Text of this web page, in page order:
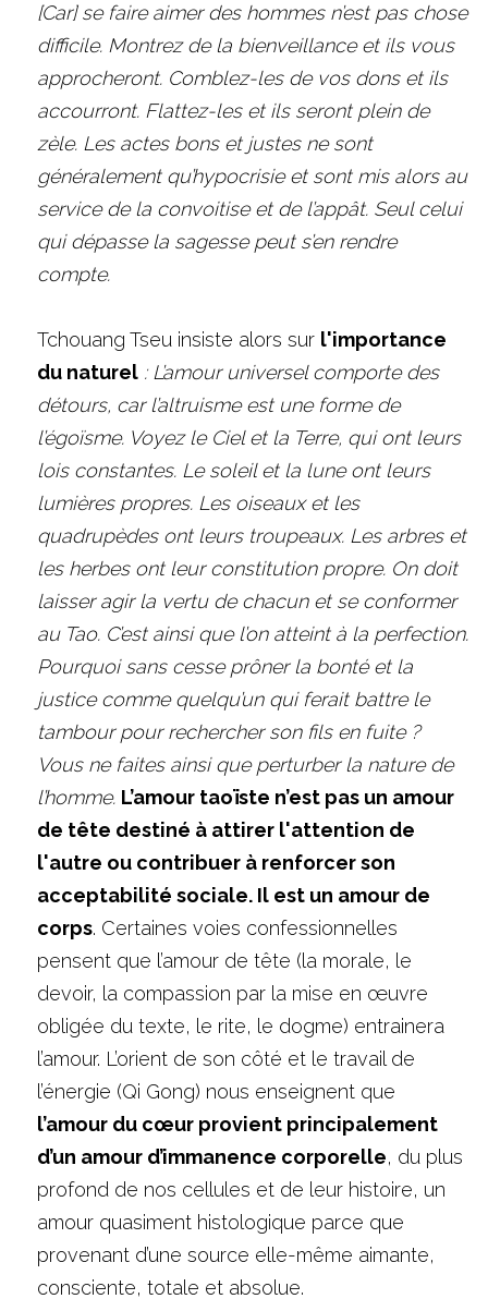
[Car] se faire aimer des hommes n’est pas chose
difficile. Montrez de la bienveillance et ils vous
approcheront. Comblez-les de vos dons et ils
accourront. Flattez-les et ils seront plein de
zèle. Les actes bons et justes ne sont
généralement qu’hypocrisie et sont mis alors au
service de la convoitise et de l’appât. Seul celui
qui dépasse la sagesse peut s’en rendre
compte.
Tchouang Tseu insiste alors sur l'importance
du naturel : L’amour universel comporte des
détours, car l’altruisme est une forme de
l’égoïsme. Voyez le Ciel et la Terre, qui ont leurs
lois constantes. Le soleil et la lune ont leurs
lumières propres. Les oiseaux et les
quadrupèdes ont leurs troupeaux. Les arbres et
les herbes ont leur constitution propre. On doit
laisser agir la vertu de chacun et se conformer
au Tao. C’est ainsi que l’on atteint à la perfection.
Pourquoi sans cesse prôner la bonté et la
justice comme quelqu’un qui ferait battre le
tambour pour rechercher son fils en fuite ?
Vous ne faites ainsi que perturber la nature de
l’homme. L’amour taoïste n’est pas un amour
de tête destiné à attirer l'attention de
l'autre ou contribuer à renforcer son
acceptabilité sociale. Il est un amour de
corps. Certaines voies confessionnelles
pensent que l’amour de tête (la morale, le
devoir, la compassion par la mise en œuvre
obligée du texte, le rite, le dogme) entrainera
l’amour. L’orient de son côté et le travail de
l’amour du cœur provient principalement
d’un amour d’immanence corporelle, du plus
profond de nos cellules et de leur histoire, un
amour quasiment histologique parce que
provenant d’une source elle-même aimante,
consciente, totale et absolue.